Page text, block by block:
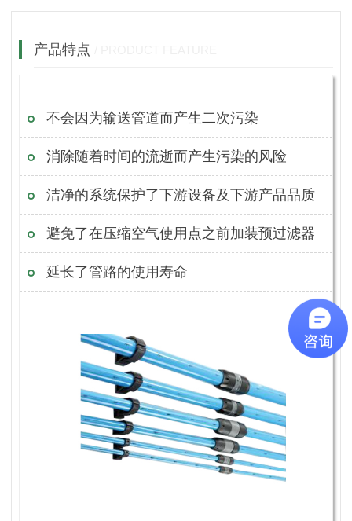
产品特点
不会因为输送管道而产生二次污染
消除随着时间的流逝而产生污染的风险
洁净的系统保护了下游设备及下游产品品质
避免了在压缩空气使用点之前加装预过滤器
延长了管路的使用寿命